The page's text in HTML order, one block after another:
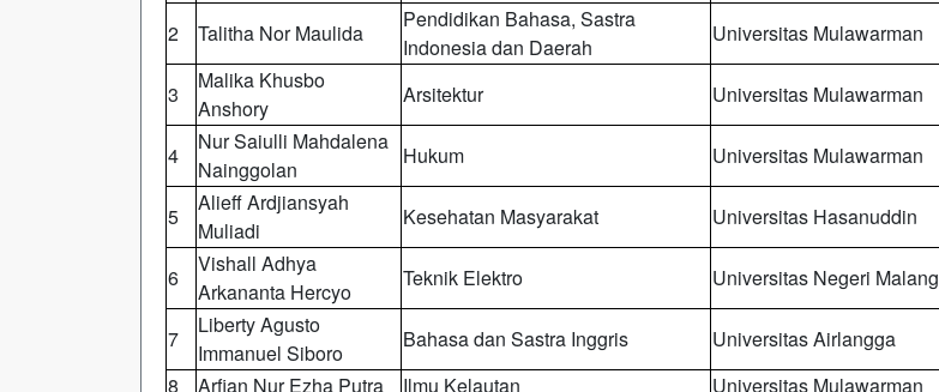
2
Talitha Nor Maulida
Pendidikan Bahasa, Sastra
Indonesia dan Daerah
Universitas Mulawarman
3
Malika Khusbo
Anshory
Arsitektur Universitas Mulawarman
4
Nur Saiulli Mahdalena
Nainggolan
Hukum Universitas Mulawarman
5
Alieff Ardjiansyah
Muliadi
Kesehatan Masyarakat Universitas Hasanuddin
6
Vishall Adhya
Arkananta Hercyo
Teknik Elektro Universitas Negeri Malang
7
Liberty Agusto
Immanuel Siboro
Bahasa dan Sastra Inggris
Universitas Airlangga
8
Arfian Nur Ezha Putra Ilmu Kelautan
Universitas Mulawarman